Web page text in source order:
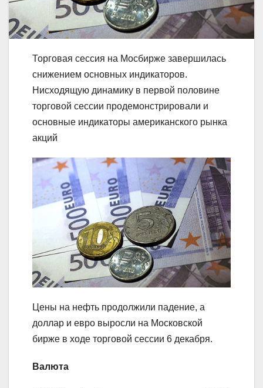
Торговая сессия на Мосбирже завершилась
снижением основных индикаторов.
Нисходящую динамику в первой половине
торговой сессии продемонстрировали и
основные индикаторы американского рынка
акций
Цены на нефть продолжили падение, а
доллар и евро выросли на Московской
бирже в ходе торговой сессии 6 декабря.
Валюта